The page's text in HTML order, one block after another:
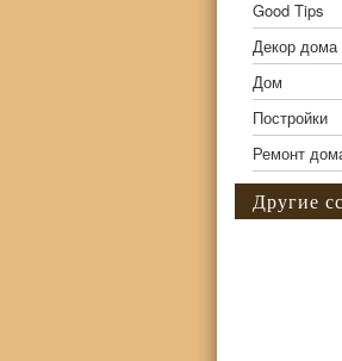
Good Tips
Декор дома
Дом
Постройки
Ремонт
Другие